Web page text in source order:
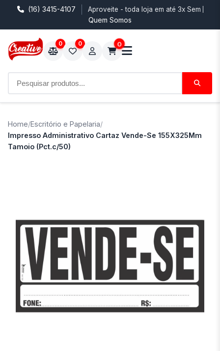
(16) 3415-4107 Aproveite - toda loja em até 3x Sem
Quem Somos
0 0 0
Home/Escritório e Papelaria/
Impresso Administrativo Cartaz Vende-Se 155X325Mm
Tamoio (Pct.c/50)